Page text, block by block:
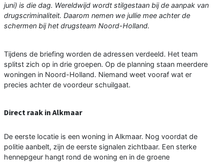
juni) is die dag. Wereldwijd wordt stilgestaan bij de aanpak van
drugscriminaliteit. Daarom nemen we jullie mee achter de
schermen bij het drugsteam Noord-Holland.
Tijdens de briefing worden de adressen verdeeld. Het team
splitst zich op in drie groepen. Op de planning staan meerdere
woningen in Noord-Holland. Niemand weet vooraf wat er
precies achter de voordeur schuilgaat.
Direct raak in Alkmaar
De eerste locatie is een woning in Alkmaar. Nog voordat de
politie aanbelt, zijn de eerste signalen zichtbaar. Een sterke
hennepgeur hangt rond de woning en in de groene